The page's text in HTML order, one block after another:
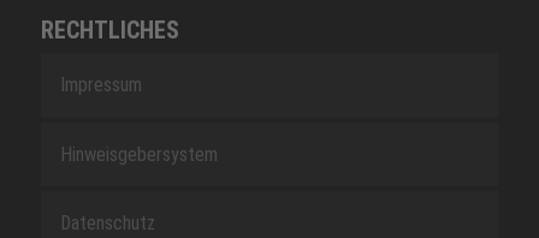
RECHTLICHES
Impressum
Hinweisgebersystem
Datenschutz